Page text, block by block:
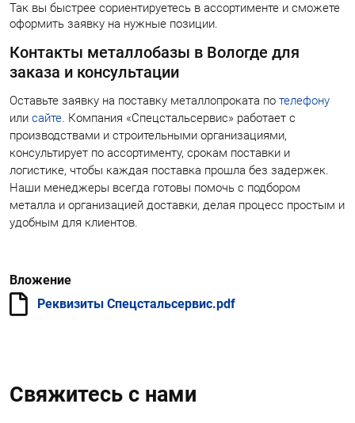
Так вы быстрее сориентируетесь в ассортименте и сможете
оформить заявку на нужные позиции.
Контакты металлобазы в Вологде для
заказа и консультации
Оставьте заявку на поставку металлопроката по телефону
или сайте. Компания «Спецстальсервис» работает с
производствами и строительными организациями,
консультирует по ассортименту, срокам поставки и
логистике, чтобы каждая поставка прошла без задержек.
Наши менеджеры всегда готовы помочь с подбором
металла и организацией доставки, делая процесс простым и
удобным для клиентов.
Вложение
Реквизиты Спецстальсервис.pdf
Свяжитесь с нами